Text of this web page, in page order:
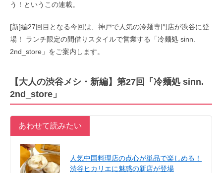
う！というこの連載。
[新]編27回目となる今回は、神戸で人気の冷麺専門店が渋谷に登
場！ ランチ限定の間借りスタイルで営業する「冷麺処 sinn.
2nd_store」をご案内します。
【大人の渋谷メシ・新編】第27回「 冷麺処 sinn.
2nd_store」
あわせて読みたい
人気中国料理店の点心が単品で楽しめる！
渋谷ヒカリエに魅惑の新店が登場